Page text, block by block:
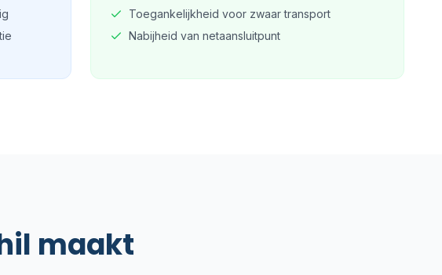
Toegankelijkheid voor zwaar transport
Nabijheid van netaansluitpunt
maakt